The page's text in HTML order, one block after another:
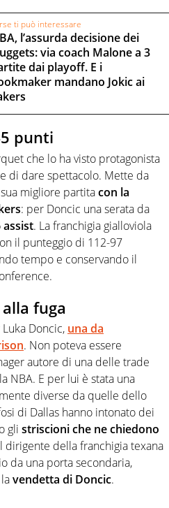
ti può interessare
l’assurda decisione dei
via coach Malone a 3
dai playoff. E i
mandano Jokic ai
punti
che lo ha visto protagonista
di dare spettacolo. Mette da
migliore partitacon la
: per Doncic una serata da
assist. La franchigia gialloviola
il punteggio di 112-97
tempo e conservando il
fuga
Doncic, una da
. Non poteva essere
autore di una delle trade
NBA. E per lui è stata una
diverse da quelle dello
di Dallas hanno intonato dei
gli striscioni che ne chiedono
dirigente della franchigia texana
da una porta secondaria,
vendetta di Doncic.